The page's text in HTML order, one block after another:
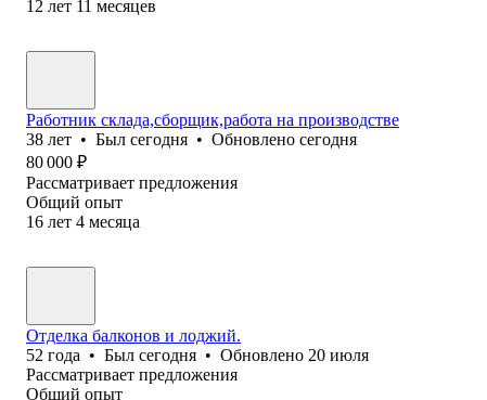
12 лет 11 месяцев
Работник склада,сборщик,работа на производстве
38 лет • Был сегодня • Обновлено сегодня
80 000 ₽
Рассматривает предложения
Общий опыт
16 лет 4 месяца
Отделка балконов и лоджий.
52 года • Был сегодня • Обновлено 20 июля
Рассматривает предложения
Общий опыт